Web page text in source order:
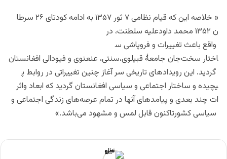
« خلاصه این که قیام نظامی ۷ ثو
ر ۱۳۵۷ به ادامه کودتای ۲۶ سرطا
ن ۱۳۵۲ محمد داودعلیه سلطنت، در
واقع باعث تغییرات و فروپاشی س
اختار سخت‌جان جامعهٔ قبیلوی،سنتی، عنعنوی و فیودالی افغانستان
گردید. این رویدادهای تاریخی سر آغاز چنین تغییراتی در روابط پ
یچیده و ساختار اجتماعی و سیاسی افغانستان گردید که ابعاد واثر
ات چند بعدی و پیامدهای آنها در تمام عرصه‌های زندگی اجتماعی و
سیاسی کشورتاکنون قابل لمس و مشهود می‌باشد.»